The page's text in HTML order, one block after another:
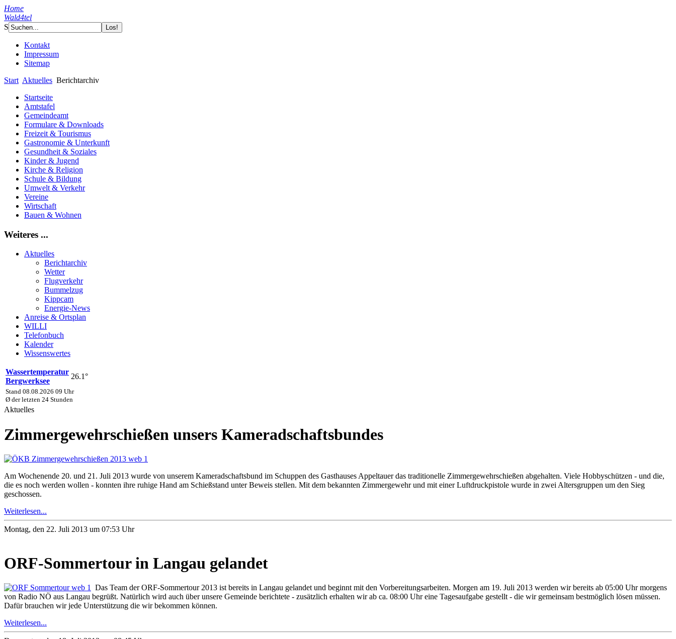
Home
Wald4tel
S
Kontakt
Impressum
Sitemap
Start Aktuelles Berichtarchiv
Startseite
Amtstafel
Gemeindeamt
Formulare & Downloads
Freizeit & Tourismus
Gastronomie & Unterkunft
Gesundheit & Soziales
Kinder & Jugend
Kirche & Religion
Schule & Bildung
Umwelt & Verkehr
Vereine
Wirtschaft
Bauen & Wohnen
Weiteres ...
Aktuelles
Berichtarchiv
Wetter
Flugverkehr
Bummelzug
Kippcam
Energie-News
Anreise & Ortsplan
WILLI
Telefonbuch
Kalender
Wissenswertes
Wassertemperatur
Bergwerksee
26.1°
Stand 08.08.2026 09 Uhr
Ø der letzten 24 Stunden
Aktuelles
Zimmergewehrschießen unsers Kameradschaftsbundes
Am Wochenende 20. und 21. Juli 2013 wurde von unserem Kameradschaftsbund im Schuppen des Gasthauses Appeltauer das traditionelle Zimmergewehrschießen abgehalten. Viele Hobbyschützen - und die,
die es noch werden wollen - konnten ihre ruhige Hand am Schießstand unter Beweis stellen. Mit dem bekannten Zimmergewehr und mit einer Luftdruckpistole wurde in zwei Altersgruppen um den Sieg
geschossen.
Weiterlesen...
Montag, den 22. Juli 2013 um 07:53 Uhr
ORF-Sommertour in Langau gelandet
Das Team der ORF-Sommertour 2013 ist bereits in Langau gelandet und beginnt mit den Vorbereitungsarbeiten. Morgen am 19. Juli 2013 werden wir bereits ab 05:00 Uhr morgens
von Radio NÖ aus Langau begrüßt. Natürlich wird auch über unsere Gemeinde berichtete - zusätzlich erhalten wir ab ca. 08:00 Uhr eine Tagesaufgabe gestellt - die wir gemeinsam bestmöglich lösen müssen.
Dafür brauchen wir jede Unterstützung die wir bekommen können.
Weiterlesen...